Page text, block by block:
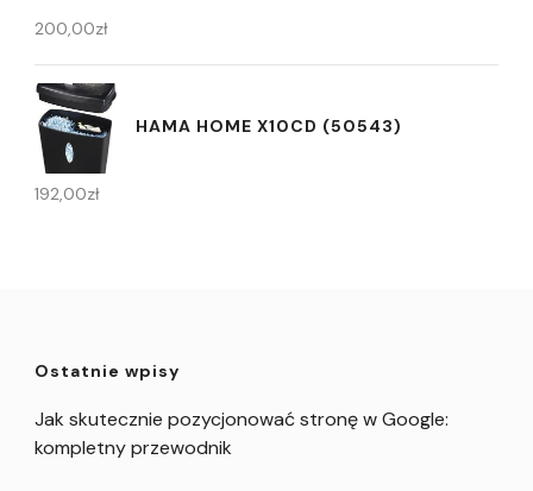
200,00zł
HAMA HOME X10CD (50543)
192,00zł
Ostatnie wpisy
Jak skutecznie pozycjonować stronę w Google:
kompletny przewodnik